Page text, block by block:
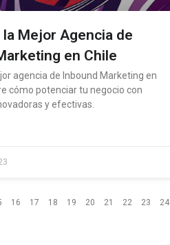
Mejor Agencia de
en Chile
agencia de Inbound Marketing en
cómo potenciar tu negocio con
y efectivas.
16 17 18 19 20 21 22 23 24